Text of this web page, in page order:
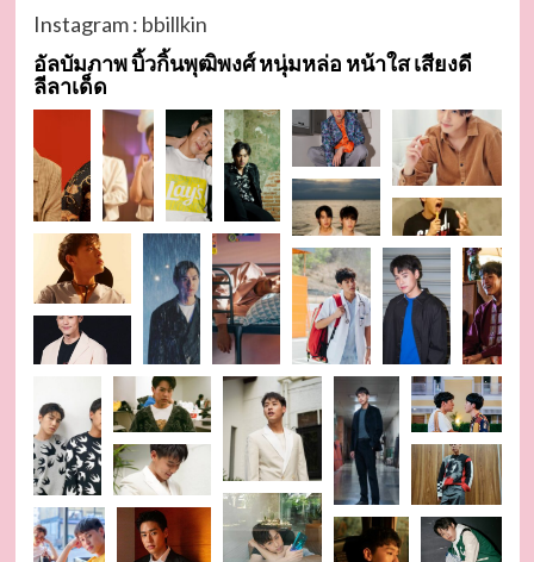
Instagram : bbillkin
อัลบัมภาพ บิ้วกิ้นพุฒิพงศ์ หนุ่มหล่อ หน้าใส เสียงดี
ลีลาเด็ด